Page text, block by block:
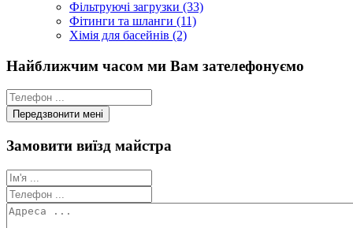
Фільтруючі загрузки (33)
Фітинги та шланги (11)
Хімія для басейнів (2)
Найближчим часом ми Вам зателефонуємо
Замовити виїзд майстра